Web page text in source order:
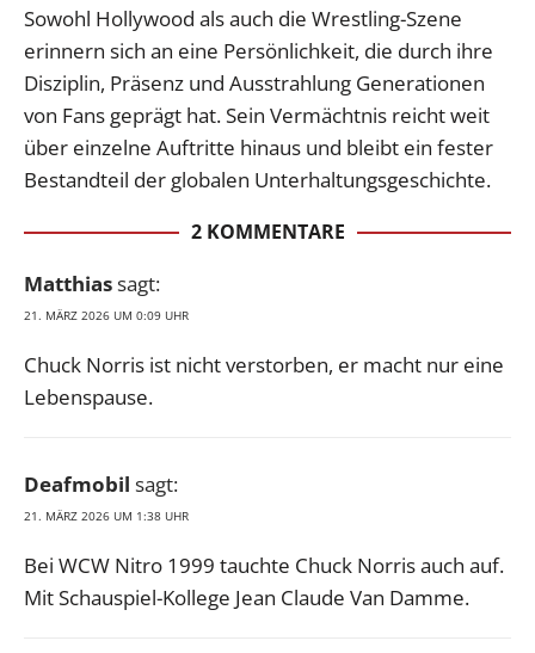
Sowohl Hollywood als auch die Wrestling-Szene
erinnern sich an eine Persönlichkeit, die durch ihre
Disziplin, Präsenz und Ausstrahlung Generationen
von Fans geprägt hat. Sein Vermächtnis reicht weit
über einzelne Auftritte hinaus und bleibt ein fester
Bestandteil der globalen Unterhaltungsgeschichte.
2 KOMMENTARE
Matthiassagt:
21. MÄRZ 2026 UM 0:09 UHR
Chuck Norris ist nicht verstorben, er macht nur eine
Lebenspause.
Deafmobil sagt:
21. MÄRZ 2026 UM 1:38 UHR
Bei WCW Nitro 1999 tauchte Chuck Norris auch auf.
Mit Schauspiel-Kollege Jean Claude Van Damme.